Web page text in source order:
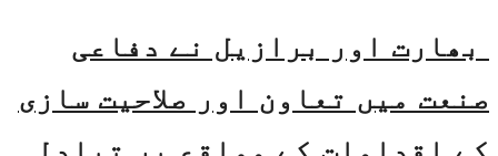
بھارت اور برازیل نے دفاعی
صنعت میں تعاون اور صلاحیت سازی